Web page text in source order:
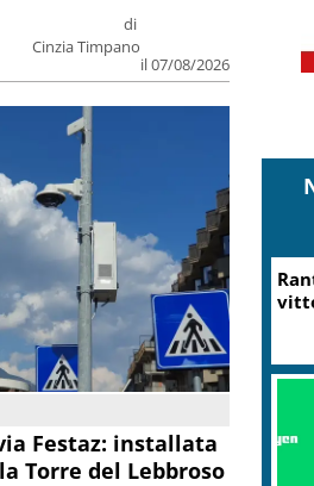
di
Cinzia Timpano
il 07/08/2026
Festaz: installata
Torre del Lebbroso